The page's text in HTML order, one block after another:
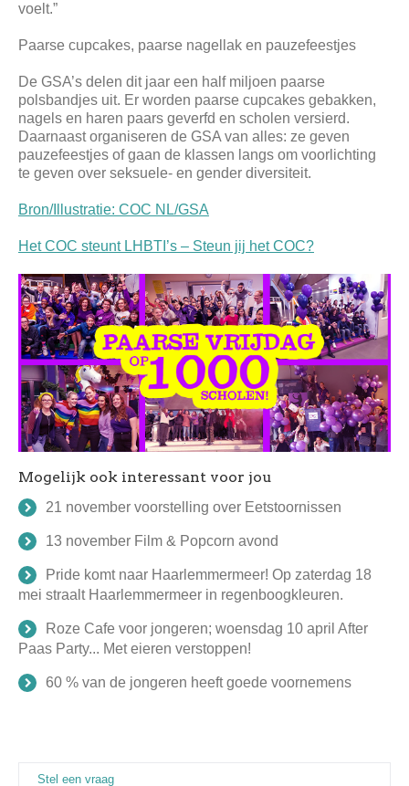
voelt.”
Paarse cupcakes, paarse nagellak en pauzefeestjes
De GSA’s delen dit jaar een half miljoen paarse
polsbandjes uit. Er worden paarse cupcakes gebakken,
nagels en haren paars geverfd en scholen versierd.
Daarnaast organiseren de GSA van alles: ze geven
pauzefeestjes of gaan de klassen langs om voorlichting
te geven over seksuele- en gender diversiteit.
Bron/Illustratie: COC NL/GSA
Het COC steunt LHBTI’s – Steun jij het COC?
Mogelijk ook interessant voor jou
21 november voorstelling over Eetstoornissen
13 november Film & Popcorn avond
Pride komt naar Haarlemmermeer! Op zaterdag 18
mei straalt Haarlemmermeer in regenboogkleuren.
Roze Cafe voor jongeren; woensdag 10 april After
Paas Party... Met eieren verstoppen!
60 % van de jongeren heeft goede voornemens
Stel een vraag